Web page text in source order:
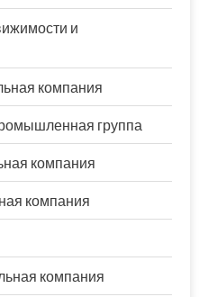
и
компания
группа
компания
компания
компания